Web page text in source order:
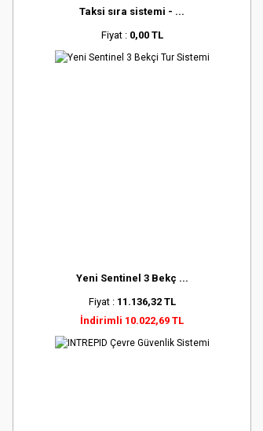
Taksi sıra sistemi - ...
Fiyat : 0,00 TL
Yeni Sentinel 3 Bekç ...
Fiyat : 11.136,32 TL
İndirimli 10.022,69 TL